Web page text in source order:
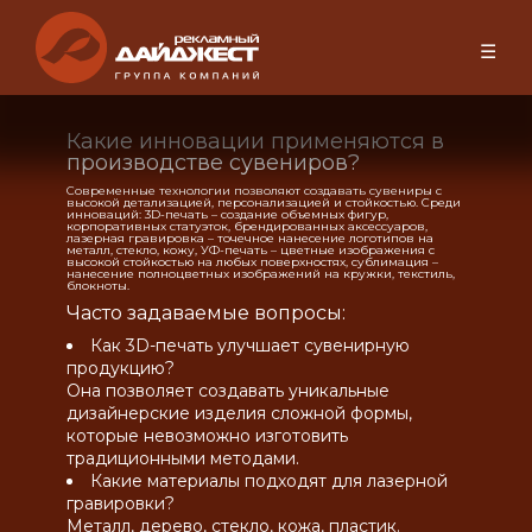
☰
Какие инновации применяются в
производстве сувениров?
Современные технологии позволяют создавать сувениры с
высокой детализацией, персонализацией и стойкостью. Среди
инноваций: 3D-печать – создание объемных фигур,
корпоративных статуэток, брендированных аксессуаров,
лазерная гравировка – точечное нанесение логотипов на
металл, стекло, кожу, УФ-печать – цветные изображения с
высокой стойкостью на любых поверхностях, сублимация –
нанесение полноцветных изображений на кружки, текстиль,
блокноты.
Часто задаваемые вопросы:
Как 3D-печать улучшает сувенирную
продукцию?
Она позволяет создавать уникальные
дизайнерские изделия сложной формы,
которые невозможно изготовить
традиционными методами.
Какие материалы подходят для лазерной
гравировки?
Металл, дерево, стекло, кожа, пластик.